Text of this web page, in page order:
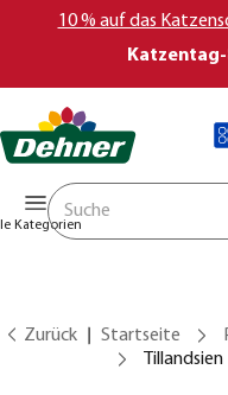
10 % auf das
Kategorien
Zurück Startseite
Tillandsien